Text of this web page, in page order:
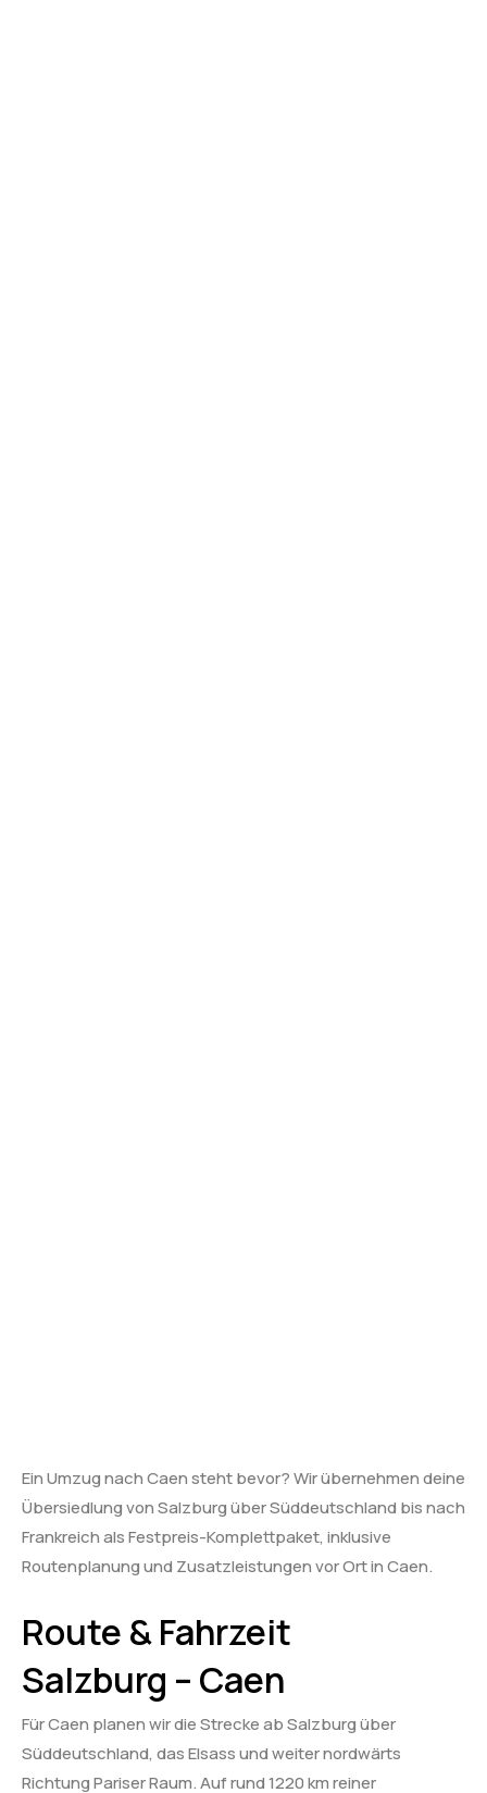
Ein Umzug nach Caen steht bevor? Wir übernehmen deine
Übersiedlung von Salzburg über Süddeutschland bis nach
Frankreich als Festpreis-Komplettpaket, inklusive
Routenplanung und Zusatzleistungen vor Ort in Caen.
Route & Fahrzeit
Salzburg – Caen
Für Caen planen wir die Strecke ab Salzburg über
Süddeutschland, das Elsass und weiter nordwärts
Richtung Pariser Raum. Auf rund 1220 km reiner